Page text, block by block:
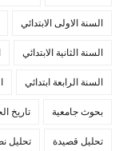
السنة الاولى الابتدائي
السنة الثانية الابتدائي
السنة الرابعة ابتدائي
بحوث جامعية تاريخ
تحليل قصيدة تحليل